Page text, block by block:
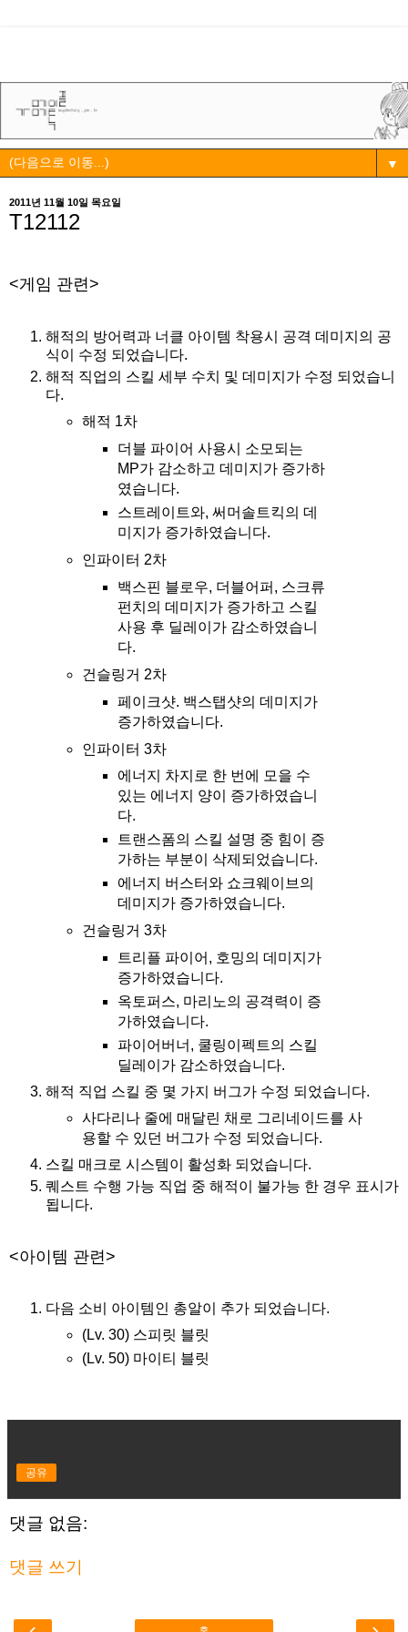
▼
2011년 11월 10일 목요일
T12112
<게임 관련>
해적의 방어력과 너클 아이템 착용시 공격 데미지의 공
식이 수정 되었습니다.
해적 직업의 스킬 세부 수치 및 데미지가 수정 되었습니
다.
해적 1차
더블 파이어 사용시 소모되는
MP가 감소하고 데미지가 증가하
였습니다.
스트레이트와, 써머솔트킥의 데
미지가 증가하였습니다.
인파이터 2차
백스핀 블로우, 더블어퍼, 스크류
펀치의 데미지가 증가하고 스킬
사용 후 딜레이가 감소하였습니
다.
건슬링거 2차
페이크샷. 백스탭샷의 데미지가
증가하였습니다.
인파이터 3차
에너지 차지로 한 번에 모을 수
있는 에너지 양이 증가하였습니
다.
트랜스폼의 스킬 설명 중 힘이 증
가하는 부분이 삭제되었습니다.
에너지 버스터와 쇼크웨이브의
데미지가 증가하였습니다.
건슬링거 3차
트리플 파이어, 호밍의 데미지가
증가하였습니다.
옥토퍼스, 마리노의 공격력이 증
가하였습니다.
파이어버너, 쿨링이펙트의 스킬
딜레이가 감소하였습니다.
해적 직업 스킬 중 몇 가지 버그가 수정 되었습니다.
사다리나 줄에 매달린 채로 그리네이드를 사
용할 수 있던 버그가 수정 되었습니다.
스킬 매크로 시스템이 활성화 되었습니다.
퀘스트 수행 가능 직업 중 해적이 불가능 한 경우 표시가
됩니다.
<아이템 관련>
다음 소비 아이템인 총알이 추가 되었습니다.
(Lv. 30) 스피릿 블릿
(Lv. 50) 마이티 블릿
공유
댓글 없음:
댓글 쓰기